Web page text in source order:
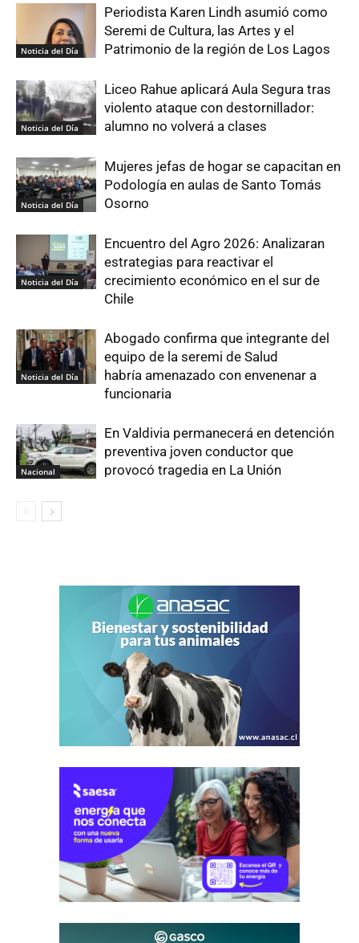
Noticia del Día
Periodista Karen Lindh asumió como
Seremi de Cultura, las Artes y el
Patrimonio de la región de Los Lagos
Noticia del Día
Liceo Rahue aplicará Aula Segura tras
violento ataque con destornillador:
alumno no volverá a clases
Noticia del Día
Mujeres jefas de hogar se capacitan en
Podología en aulas de Santo Tomás
Osorno
Noticia del Día
Encuentro del Agro 2026: Analizaran
estrategias para reactivar el
crecimiento económico en el sur de
Chile
Noticia del Día
Abogado confirma que integrante del
equipo de la seremi de Salud
habría amenazado con envenenar a
funcionaria
Nacional
En Valdivia permanecerá en detención
preventiva joven conductor que
provocó tragedia en La Unión